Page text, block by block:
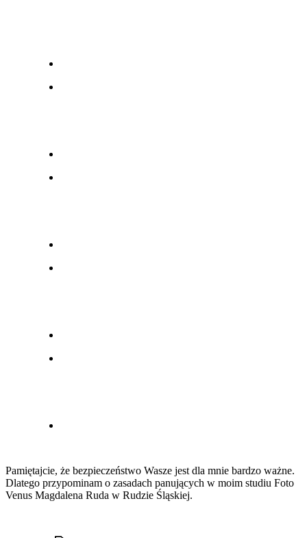
Pamiętajcie, że bezpieczeństwo Wasze jest dla mnie bardzo ważne.
Dlatego przypominam o zasadach panujących w moim studiu Foto
Venus Magdalena Ruda w Rudzie Śląskiej.